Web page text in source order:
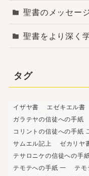
聖書のメッセー
聖書をより深く
タグ
イザヤ書 エゼキエル書
ガラテヤの信徒への手紙
コリントの信徒への手紙
サムエル記上
ゼカリヤ
テサロニケの信徒への手
テモテへの手紙 一
テモ